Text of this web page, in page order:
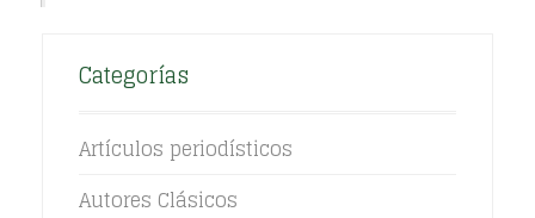
Categorías
Artículos periodísticos
Autores Clásicos